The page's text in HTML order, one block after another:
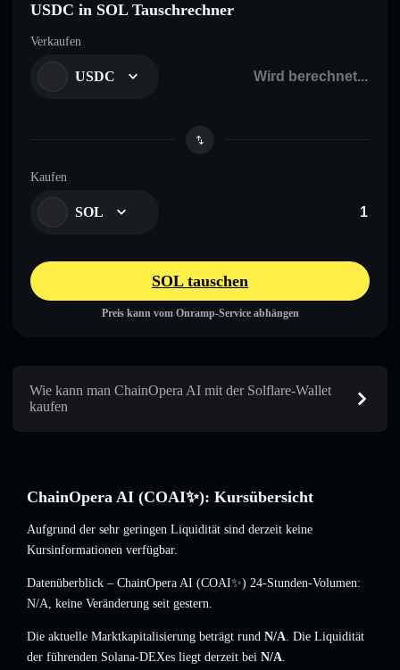
USDC in SOL Tauschrechner
Verkaufen
USDC
Kaufen
SOL
SOL tauschen
Preis kann vom Onramp-Service abhängen
Wie kann man ChainOpera AI mit der Solflare-Wallet
kaufen
ChainOpera AI (COAI✨): Kursübersicht
Aufgrund der sehr geringen Liquidität sind derzeit keine
Kursinformationen verfügbar.
Datenüberblick – ChainOpera AI (COAI✨) 24-Stunden-Volumen:
N/A, keine Veränderung seit gestern.
Die aktuelle Marktkapitalisierung beträgt rund N/A. Die Liquidität
der führenden Solana-DEXes liegt derzeit bei N/A.